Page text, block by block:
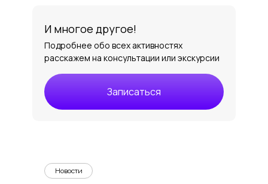
И многое другое!
Подробнее обо всех активностях
расскажем на консультации или экскурсии
Записаться
Новости